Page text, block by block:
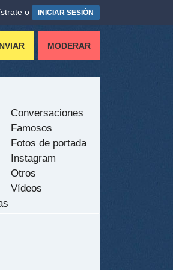
o INICIAR SESIÓN
MODERAR
Conversaciones
Famosos
Fotos de portada
Instagram
Otros
Vídeos